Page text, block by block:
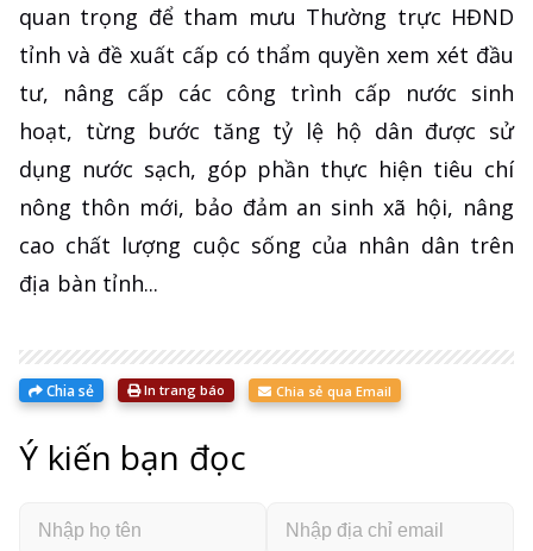
quan trọng để tham mưu Thường trực HĐND
tỉnh và đề xuất cấp có thẩm quyền xem xét đầu
tư, nâng cấp các công trình cấp nước sinh
hoạt, từng bước tăng tỷ lệ hộ dân được sử
dụng nước sạch, góp phần thực hiện tiêu chí
nông thôn mới, bảo đảm an sinh xã hội, nâng
cao chất lượng cuộc sống của nhân dân trên
địa bàn tỉnh...
Chia sẻ In trang báo Chia sẻ qua Email
Ý kiến bạn đọc